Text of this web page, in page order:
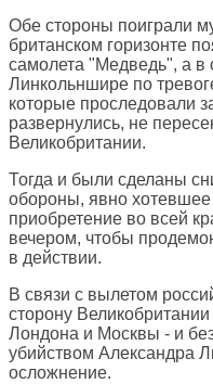
Обе стороны поиграли
британском горизонте
самолета "Медведь", а в
Линкольншире по
которые проследовали
развернулись, не
Великобритании.
Тогда и были сделаны
обороны, явно хотевшее
приобретение во всей
вечером, чтобы
в действии.
В связи с вылетом
сторону
Лондона и Москвы - и
убийством Александра
осложнение.